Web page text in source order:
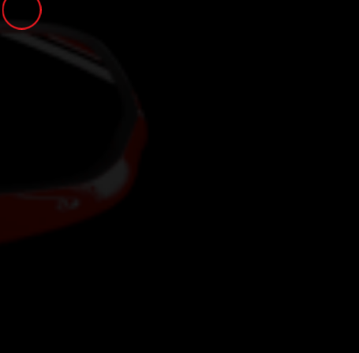
Panneau de gestion des cookies